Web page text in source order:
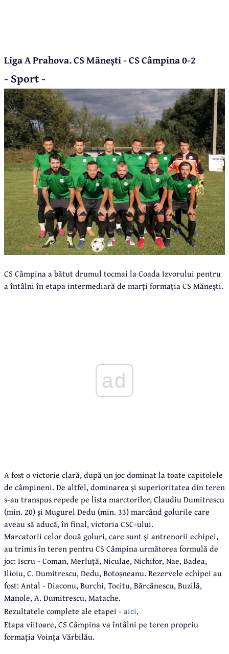
Liga A Prahova. CS Mănești - CS Câmpina 0-2
- Sport -
CS Câmpina a bătut drumul tocmai la Coada Izvorului pentru
a întâlni în etapa intermediară de marți formația CS Mănești.
ad
A fost o victorie clară, după un joc dominat la toate capitolele
de câmpineni. De altfel, dominarea și superioritatea din teren
s-au transpus repede pe lista marctorilor, Claudiu Dumitrescu
(min. 20) și Mugurel Dedu (min. 33) marcând golurile care
aveau să aducă, în final, victoria CSC-ului.
Marcatorii celor două goluri, care sunt și antrenorii echipei,
au trimis în teren pentru CS Câmpina următorea formulă de
joc: Iscru - Coman, Merluță, Niculae, Nichifor, Nae, Badea,
Ilioiu, C. Dumitrescu, Dedu, Botoșneanu. Rezervele echipei au
fost: Antal - Diaconu, Burchi, Tocitu, Bărcănescu, Buzilă,
Manole, A. Dumitrescu, Matache.
Rezultatele complete ale etapei - aici.
Etapa viitoare, CS Câmpina va întâlni pe teren propriu
formația Voința Vărbilău.